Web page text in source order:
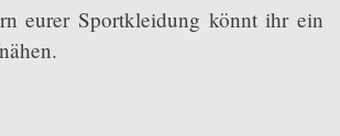
eurer Sportkleidung könnt ihr ein